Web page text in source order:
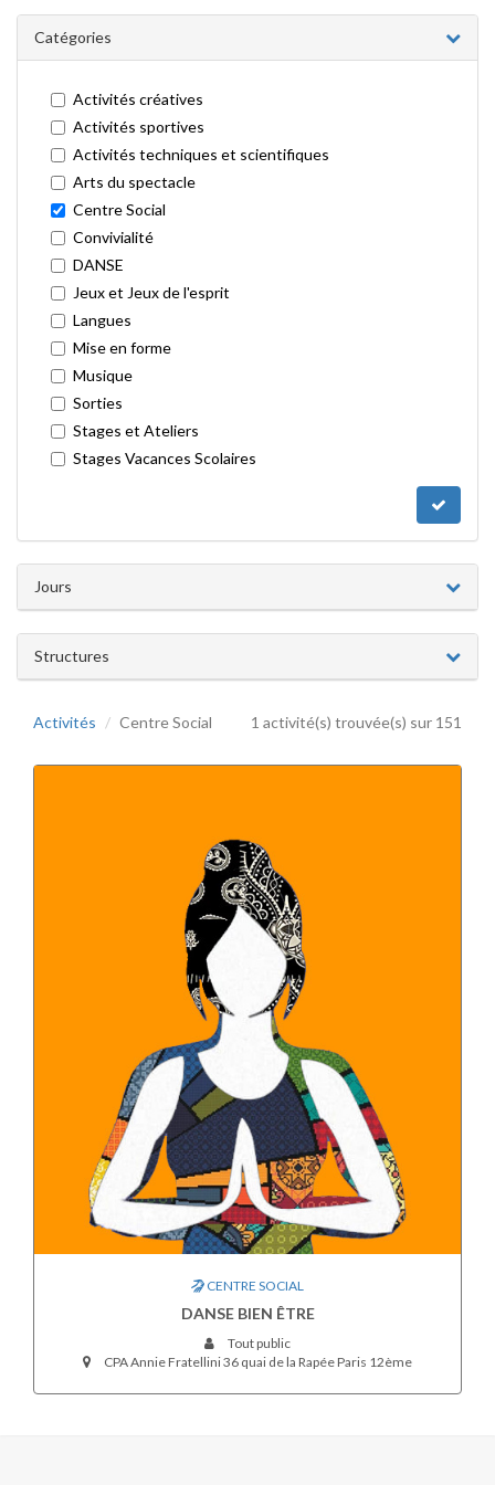
Catégories
Activités créatives
Activités sportives
Activités techniques et scientifiques
Arts du spectacle
Centre Social
Convivialité
DANSE
Jeux et Jeux de l'esprit
Langues
Mise en forme
Musique
Sorties
Stages et Ateliers
Stages Vacances Scolaires
Jours
Structures
Activités Centre Social 1 activité(s) trouvée(s) sur 151
CENTRE SOCIAL
DANSE BIEN ÊTRE
Tout public
CPA Annie Fratellini 36 quai de la Rapée Paris 12ème